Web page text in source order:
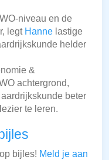
niveau en de
legt Hanne lastige
helder
&
achtergrond,
beter
te leren.
bijles! Meld je aan